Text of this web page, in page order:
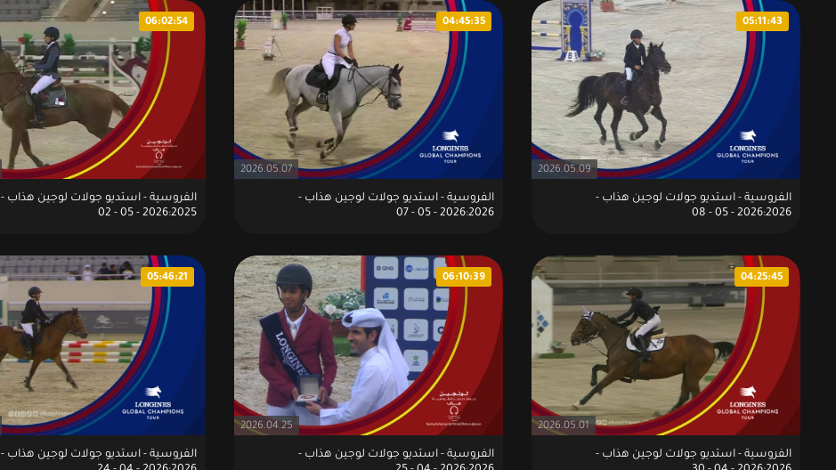
الفروسية - استديو جولات لوجين هذاب -
2026:2026 - 05 - 08
05:11:43
2026.05.09
الفروسية - استديو جولات لوجين هذاب -
2026:2026 - 05 - 07
04:45:35
2026.05.07
الفروسية - استديو جولات لوجين هذاب -
2026:2025 - 05 - 02
06:02:54
الفروسية - استديو جولات لوجين هذاب -
04:25:45
2026.05.01
الفروسية - استديو جولات لوجين هذاب -
06:10:39
2026.04.25
الفروسية - استديو جولات لوجين هذاب -
05:46:21